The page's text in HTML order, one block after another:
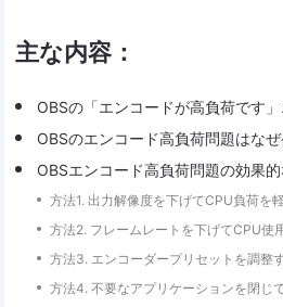
主な内容：
OBSの「エンコードが高負荷です
OBSのエンコード高負荷問題はな
OBSエンコード高負荷問題の効果
方法1. 出力解像度を下げてCPU負荷を
方法2. フレームレートを下げてCPU使
方法3. エンコーダープリセットを調整
方法4. 不要なアプリケーションを閉じ